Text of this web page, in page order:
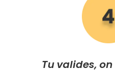
Tu valides,